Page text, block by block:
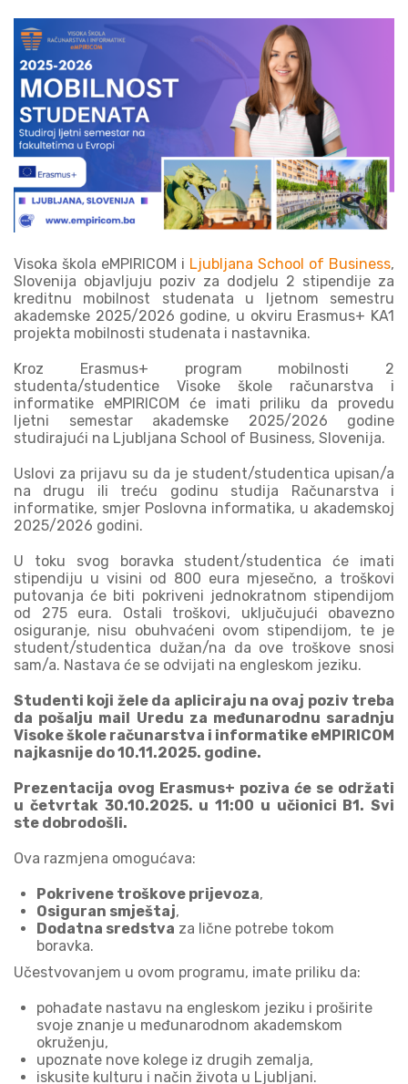
Visoka škola eMPIRICOM i Ljubljana School of Business,
Slovenija objavljuju poziv za dodjelu 2 stipendije za
kreditnu mobilnost studenata u ljetnom semestru
akademske 2025/2026 godine, u okviru Erasmus+ KA1
projekta mobilnosti studenata i nastavnika.
Kroz Erasmus+ program mobilnosti 2
studenta/studentice Visoke škole računarstva i
informatike eMPIRICOM će imati priliku da provedu
ljetni semestar akademske 2025/2026 godine
studirajući na Ljubljana School of Business, Slovenija.
Uslovi za prijavu su da je student/studentica upisan/a
na drugu ili treću godinu studija Računarstva i
informatike, smjer Poslovna informatika, u akademskoj
2025/2026 godini.
U toku svog boravka student/studentica će imati
stipendiju u visini od 800 eura mjesečno, a troškovi
putovanja će biti pokriveni jednokratnom stipendijom
od 275 eura. Ostali troškovi, uključujući obavezno
osiguranje, nisu obuhvaćeni ovom stipendijom, te je
student/studentica dužan/na da ove troškove snosi
sam/a. Nastava će se odvijati na engleskom jeziku.
Studenti koji žele da apliciraju na ovaj poziv treba
da pošalju mail Uredu za međunarodnu saradnju
Visoke škole računarstva i informatike eMPIRICOM
najkasnije do 10.11.2025. godine.
Prezentacija ovog Erasmus+ poziva će se održati
u četvrtak 30.10.2025. u 11:00 u učionici B1. Svi
ste dobrodošli.
Ova razmjena omogućava:
Pokrivene troškove prijevoza,
Osiguran smještaj,
Dodatna sredstva za lične potrebe tokom
boravka.
Učestvovanjem u ovom programu, imate priliku da:
pohađate nastavu na engleskom jeziku i proširite
svoje znanje u međunarodnom akademskom
okruženju,
upoznate nove kolege iz drugih zemalja,
iskusite kulturu i način života u Ljubljani.